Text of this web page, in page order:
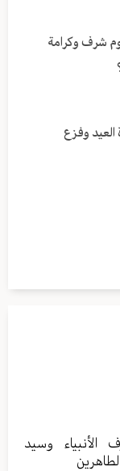
شرف وكرامة
العيد وفزع
الأنبياء وسيد